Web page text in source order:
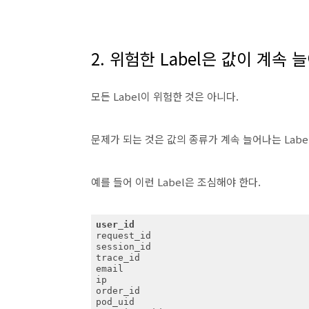
2. 위험한 Label은 값이 계속
모든 Label이 위험한 것은 아니다.
문제가 되는 것은 값의 종류가 계속 늘어나는
예를 들어 이런 Label은 조심해야 한다.
user_id
request_id
session_id
trace_id
email
ip
order_id
pod_uid